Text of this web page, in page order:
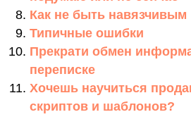
Как не быть навязчивым
Типичные ошибки
Прекрати обмен
переписке
Хочешь научиться
скриптов и шаблонов?